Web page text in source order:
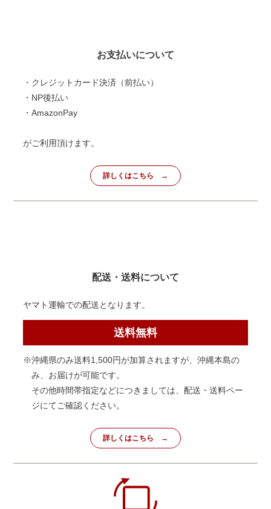
お支払いについて
・クレジットカード決済（前払い）
・NP後払い
・AmazonPay
がご利用頂けます。
詳しくはこちら
配送・送料について
ヤマト運輸での配送となります。
送料無料
※沖縄県のみ送料1,500円が加算されますが、沖縄本島の
み、お届けが可能です。
その他時間帯指定などにつきましては、配送・送料ペー
ジにてご確認ください。
詳しくはこちら